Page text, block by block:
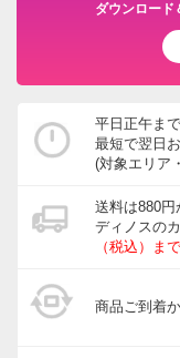
ダウンロード
平日正午ま
最短で翌日
(対象エリア
送料は880円
ディノスの
（税込）ま
商品ご到着